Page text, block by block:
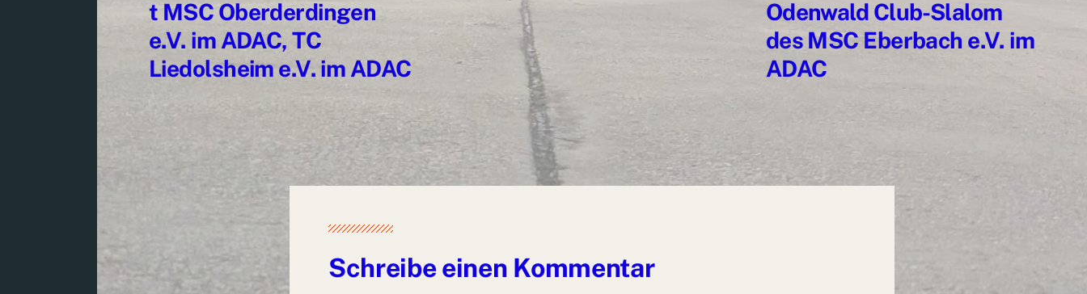
t MSC Oberderdingen
e.V. im ADAC, TC
Liedolsheim e.V. im ADAC
Odenwald Club-Slalom
des MSC Eberbach e.V. im
ADAC
Schreibe einen Kommentar